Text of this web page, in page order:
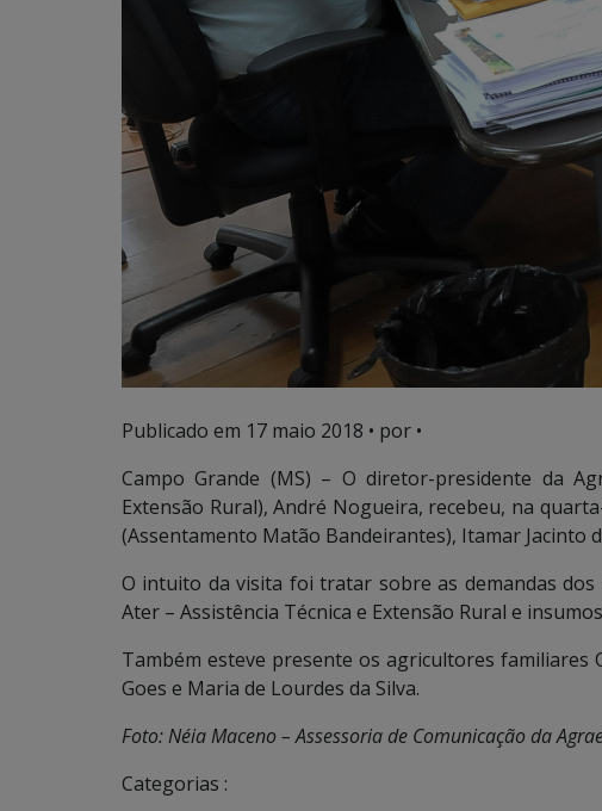
Publicado em 17 maio 2018 • por •
Campo Grande (MS) – O diretor-presidente da
Extensão Rural), André Nogueira, recebeu, na
(Assentamento Matão Bandeirantes), Itamar Jacinto
O intuito da visita foi tratar sobre as demandas
Ater – Assistência Técnica e Extensão Rural e
Também esteve presente os agricultores familiares
Goes e Maria de Lourdes da Silva.
Foto: Néia Maceno – Assessoria de Comunicação da
Categorias :